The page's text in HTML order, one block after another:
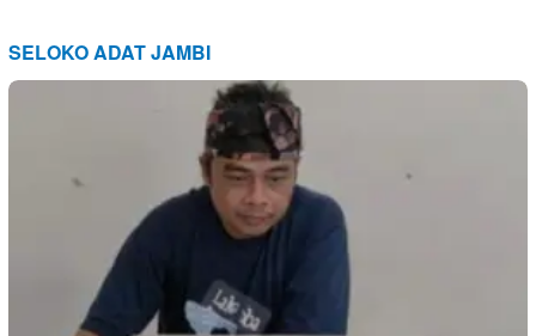
SELOKO ADAT JAMBI